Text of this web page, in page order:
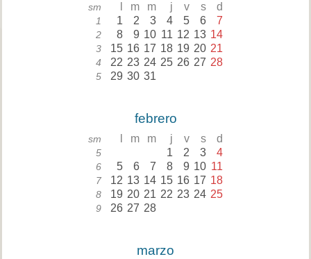
sm m m j v s d
1 1 2 3 4 5 6 7
2 8 9 10 11 12 13 14
3 15 16 17 18 19 20 21
4 22 23 24 25 26 27 28
5 29 30 31
febrero
sm m m j v s d
5 1 2 3 4
6 5 6 7 8 9 10 11
7 12 13 14 15 16 17 18
8 19 20 21 22 23 24 25
9 26 27 28
marzo